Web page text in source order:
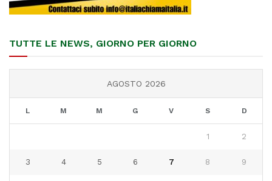
TUTTE LE NEWS, GIORNO PER GIORNO
AGOSTO 2026
L M M G V S D
1 2
3 4 5 6 7 8 9